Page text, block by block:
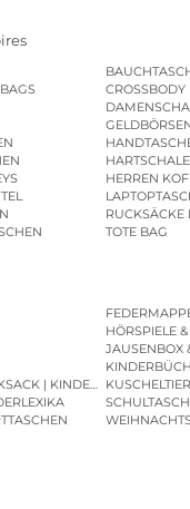
CROSSBODY
HERREN
RUCKSÄCKE
TOTE BAG
HÖRSPIELE
JAUSENBOX
KINDERGARTENRUCKSACK |